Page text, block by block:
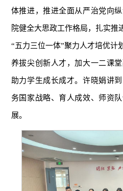
体推进，推进全面从严治党向
院健全大思政工作格局，扎实推
“五力三位一体”聚力人才培优计
养拔尖创新人才，加大一二课
助力学生成长成才。许晓娟讲
务国家战略、育人成效、师资
展。